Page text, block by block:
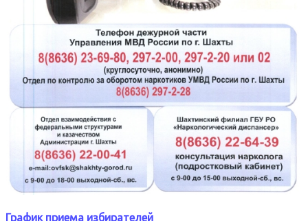
График приема избирателей